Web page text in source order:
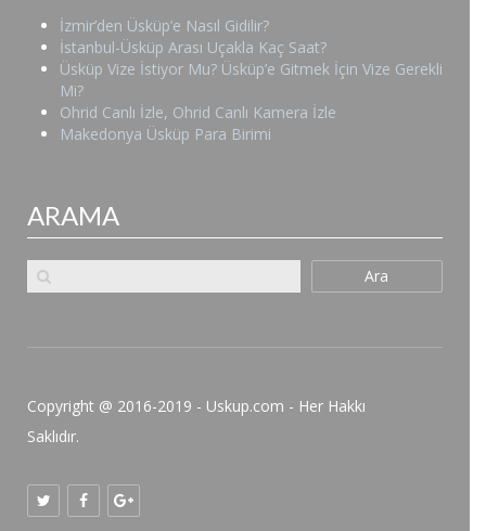
İzmir’den Üsküp’e Nasıl Gidilir?
İstanbul-Üsküp Arası Uçakla Kaç Saat?
Üsküp Vize İstiyor Mu? Üsküp’e Gitmek İçin Vize Gerekli
Mi?
Ohrid Canlı İzle, Ohrid Canlı Kamera İzle
Makedonya Üsküp Para Birimi
ARAMA
Ara
Copyright @ 2016-2019 - Uskup.com - Her Hakkı
Saklıdır.